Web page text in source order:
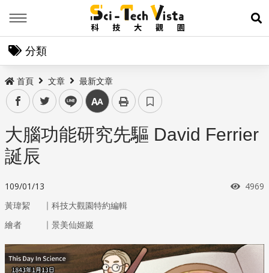
展
分類
首頁 文章 最新文章
facebooktwitter line 中
大腦功能研究先驅 David Ferrier
誕辰
109/01/13 瀏覽
4969
黃瑋絜 ｜ 科技大觀園特約編輯
繪者
｜ 景美仙姬巖